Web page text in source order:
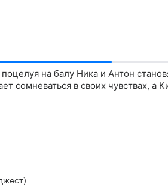
на балу Ника и Антон
сомневаться в своих чувствах, а